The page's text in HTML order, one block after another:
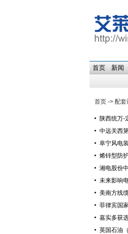
首页 新闻
首页 -> 配套
陕西统万-
中远关西
阜宁风电
烯锌型防
湘电股份
未来影响
美南方线
菲律宾国
嘉实多获
英国石油